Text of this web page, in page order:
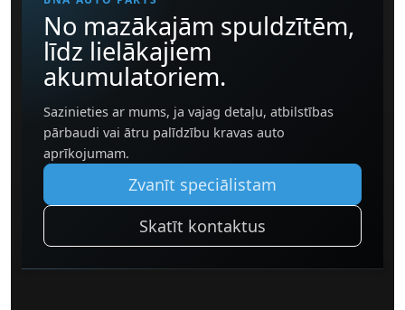
No mazākajām spuldzītēm,
līdz lielākajiem
akumulatoriem.
Sazinieties ar mums, ja vajag detaļu, atbilstības
pārbaudi vai ātru palīdzību kravas auto
aprīkojumam.
Zvanīt speciālistam
Skatīt kontaktus